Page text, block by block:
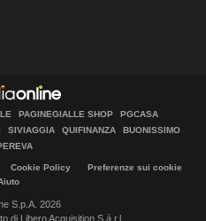
PAGINEGIALLE SHOP
PGCASA
SIVIAGGIA QUIFINANZA
BUONISSIMO
Cookie Policy
Preferenze sui cookie
S.p.A. 2026
di Libero Acquisition S.á r.l.